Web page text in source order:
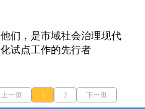
他们，是市域社会治理现代
化试点工作的先行者
上一页 1 2 下一页